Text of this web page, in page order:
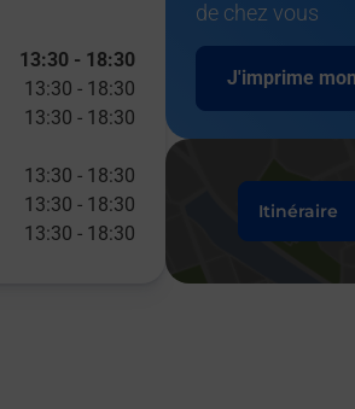
13:30 - 18:30
13:30 - 18:30
13:30 - 18:30
13:30 - 18:30
13:30 - 18:30
13:30 - 18:30
de chez vous
J'imprime
Itinéraire